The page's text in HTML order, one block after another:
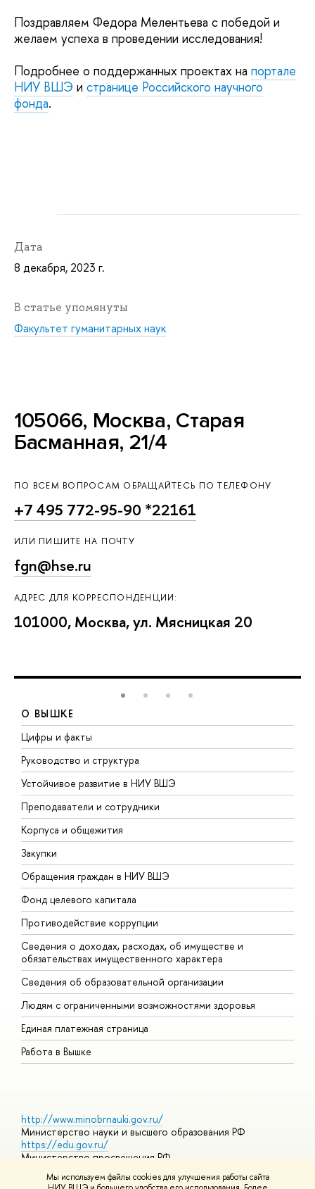
Мы используем файлы cookies для улучшения работы сайта
Поздравляем Федора Мелентьева с победой и
желаем успеха в проведении исследования!
Подробнее о поддержанных проектах на портале
НИУ ВШЭ и странице Российского научного
фонда.
Дата
8 декабря, 2023 г.
В статье упомянуты
Факультет гуманитарных наук
105066, Москва, Старая
Басманная, 21/4
ПО ВСЕМ ВОПРОСАМ ОБРАЩАЙТЕСЬ ПО ТЕЛЕФОНУ
+7 495 772-95-90 *22161
ИЛИ ПИШИТЕ НА ПОЧТУ
fgn@hse.ru
АДРЕС ДЛЯ КОРРЕСПОНДЕНЦИИ:
101000, Москва, ул. Мясницкая 20
О ВЫШКЕ
Цифры и факты
Руководство и структура
Устойчивое развитие в НИУ ВШЭ
Преподаватели и сотрудники
Корпуса и общежития
Закупки
Обращения граждан в НИУ ВШЭ
Фонд целевого капитала
Противодействие коррупции
Сведения о доходах, расходах, об имуществе и
обязательствах имущественного характера
Сведения об образовательной организации
Людям с ограниченными возможностями здоровья
Единая платежная страница
Работа в Вышке
http://www.minobrnauki.gov.ru/
Министерство науки и высшего образования РФ
https://edu.gov.ru/
Министерство просвещения РФ
https://elearning.hse.ru/mooc
Массовые открытые онлайн-курсы